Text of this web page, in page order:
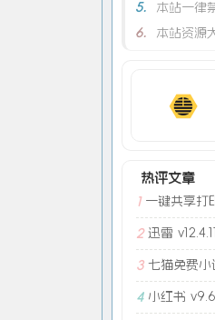
5.
本站一律
6.
本站资源
热评文章
1 一键共享打
2 迅雷
3 七猫免费小
4 小红书